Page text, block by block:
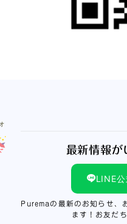
最新情報
LINE公
Puremaの最新のお知らせ、
ます！お友だ